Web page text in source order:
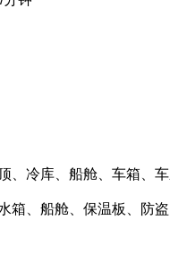
冷库、船舱、车箱、车
、船舱、保温板、防盗